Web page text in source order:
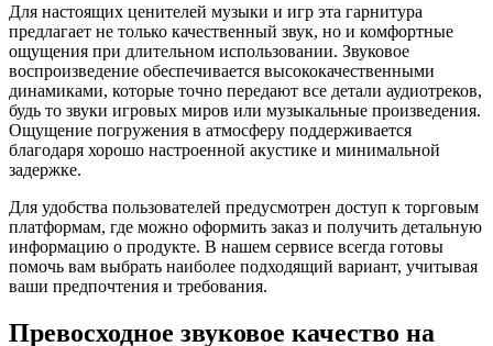
Для настоящих ценителей музыки и игр эта гарнитура
предлагает не только качественный звук, но и комфортные
ощущения при длительном использовании. Звуковое
воспроизведение обеспечивается высококачественными
динамиками, которые точно передают все детали аудиотреков,
будь то звуки игровых миров или музыкальные произведения.
Ощущение погружения в атмосферу поддерживается
благодаря хорошо настроенной акустике и минимальной
задержке.
Для удобства пользователей предусмотрен доступ к торговым
платформам, где можно оформить заказ и получить детальную
информацию о продукте. В нашем сервисе всегда готовы
помочь вам выбрать наиболее подходящий вариант, учитывая
ваши предпочтения и требования.
Превосходное звуковое качество на